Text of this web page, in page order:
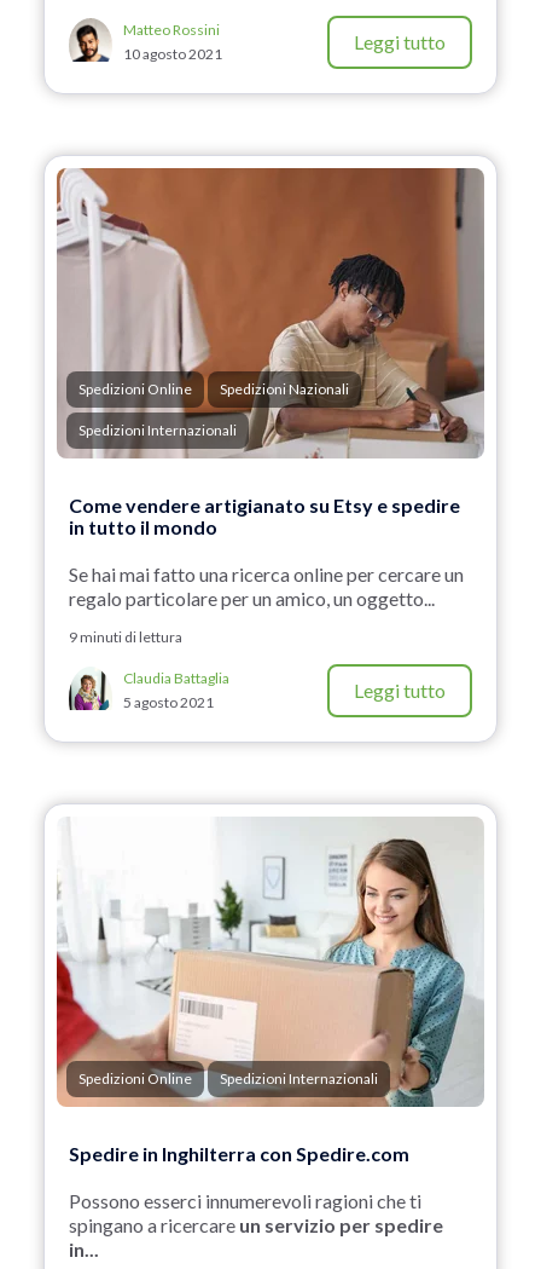
Matteo Rossini
10 agosto 2021
Leggi tutto
Spedizioni Online Spedizioni Nazionali
Spedizioni Internazionali
Come vendere artigianato su Etsy e spedire
in tutto il mondo
Se hai mai fatto una ricerca online per cercare un
regalo particolare per un amico, un oggetto...
9 minuti di lettura
Claudia Battaglia
5 agosto 2021
Leggi tutto
Spedizioni Online Spedizioni Internazionali
Spedire in Inghilterra con Spedire.com
Possono esserci innumerevoli ragioni che ti
spingano a ricercare un servizio per spedire
in...